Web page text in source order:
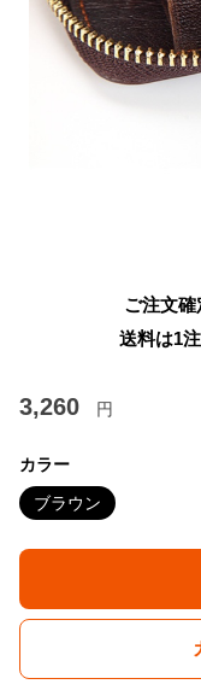
ご注文
送料は1
3,260 円
カラー
ブラウン